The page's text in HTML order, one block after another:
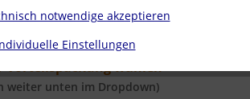
l in mm:
Vorteilspackung wählen
weiter unten im Dropdown)
Einstellungen
notwendige akzeptieren